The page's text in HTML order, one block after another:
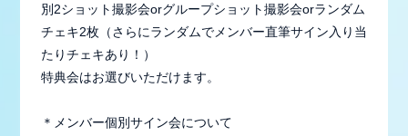
別2ショット撮影会orグループショット撮影会orランダム
チェキ2枚（さらにランダムでメンバー直筆サイン入り当
たりチェキあり！）
特典会はお選びいただけます。
＊メンバー個別サイン会について